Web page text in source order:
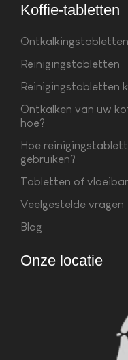
Koffie-tabletten
Ontkalkingstabletten
Reinigingstabletten
Reinigingstabletten
Ontkalken van uw
hoe?
Hoe
gebruiken?
Tabletten of
Veelgestelde vragen
Blog
Onze locatie